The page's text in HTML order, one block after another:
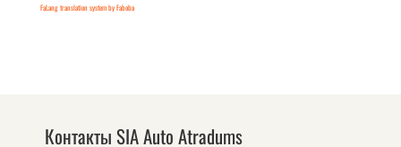
FaLang translation system by Faboba
Контакты SIA Auto Atradums